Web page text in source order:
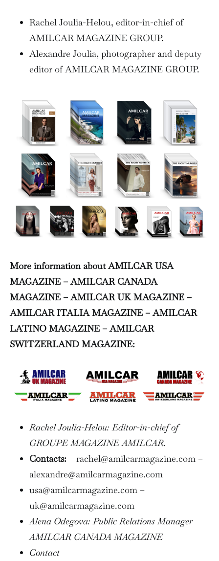
Rachel Joulia-Helou, editor-in-chief of
AMILCAR MAGAZINE GROUP.
Alexandre Joulia, photographer and deputy
editor of AMILCAR MAGAZINE GROUP.
More information about AMILCAR USA
MAGAZINE – AMILCAR CANADA
MAGAZINE – AMILCAR UK MAGAZINE –
AMILCAR ITALIA MAGAZINE – AMILCAR
LATINO MAGAZINE – AMILCAR
SWITZERLAND MAGAZINE:
Rachel Joulia-Helou: Editor-in-chief of
GROUPE MAGAZINE AMILCAR.
Contacts: rachel@amilcarmagazine.com –
alexandre@amilcarmagazine.com
usa@amilcarmagazine.com –
uk@amilcarmagazine.com
Alena Odegova: Public Relations Manager
AMILCAR CANADA MAGAZINE
Contact